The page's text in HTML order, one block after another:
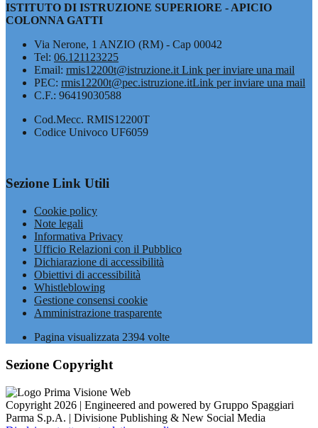
ISTITUTO DI ISTRUZIONE SUPERIORE - APICIO
COLONNA GATTI
Via Nerone, 1 ANZIO (RM) - Cap 00042
Tel: 06.121123225
Email: rmis12200t@istruzione.it Link per inviare una mail
PEC: rmis12200t@pec.istruzione.itLink per inviare una mail
C.F.: 96419030588
Cod.Mecc. RMIS12200T
Codice Univoco UF6059
Sezione Link Utili
Cookie policy
Note legali
Informativa Privacy
Ufficio Relazioni con il Pubblico
Dichiarazione di accessibilità
Obiettivi di accessibilità
Whistleblowing
Gestione consensi cookie
Amministrazione trasparente
Pagina visualizzata 2394 volte
Sezione Copyright
Copyright 2026 | Engineered and powered by Gruppo Spaggiari
Parma S.p.A. | Divisione Publishing & New Social Media